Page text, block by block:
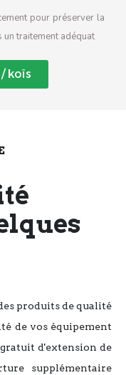
pour préserver la
traitement adéquat
koïs
produits de qualité
de vos équipement
d'extension de
supplémentaire